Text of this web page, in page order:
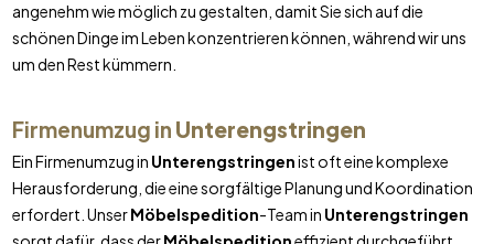
angenehm wie möglich zu gestalten, damit Sie sich auf die
schönen Dinge im Leben konzentrieren können, während wir uns
um den Rest kümmern.
Firmenumzug in Unterengstringen
Ein Firmenumzug in Unterengstringenist oft eine komplexe
Herausforderung, die eine sorgfältige Planung und Koordination
erfordert. UnserMöbelspedition-Team in Unterengstringen